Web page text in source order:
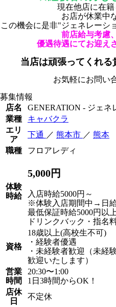
現在他店に在籍
お店が休業中
この機会に是非"ジェネレーシ
前店給与考慮
優遇待遇にてお迎え
当店は頑張ってくれ
お気軽にお問い
募集情報
店名
GENERATION - ジェネ
業種
キャバクラ
エリ
ア
下通 ／ 熊本市 ／ 熊本
職種
フロアレディ
体験
時給
5,000円
入店時給5000円～
※体験入店期間中→日
最低保証時給5000円以上
ドリンクバック・指名
資格
18歳以上(高校生不可)
・経験者優遇
・未経験者歓迎（未経
歓迎いたします）
営業
時間
20:30〜1:00
1日3時間からOK！
店休
日
不定休